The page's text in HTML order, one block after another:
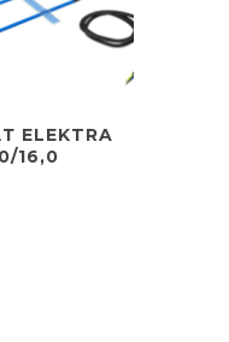
ELEKTRA
16,0